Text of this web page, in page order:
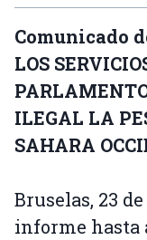
Comunicado
LOS
ILEGAL LA
SAHARA
Bruselas, 23
informe hasta